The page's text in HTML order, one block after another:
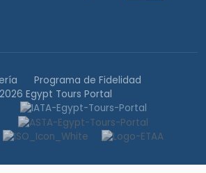
Programa de Fidelidad
Egypt Tours Portal